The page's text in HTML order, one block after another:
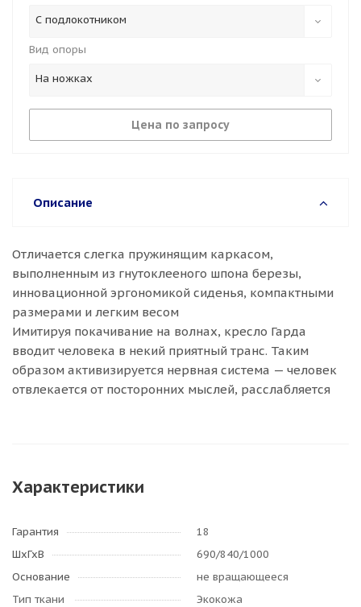
С подлокотником
Вид опоры
На ножках
Цена по запросу
Описание
Отличается слегка пружинящим каркасом,
выполненным из гнутоклееного шпона березы,
инновационной эргономикой сиденья, компактными
размерами и легким весом
Имитируя покачивание на волнах, кресло Гарда
вводит человека в некий приятный транс. Таким
образом активизируется нервная система — человек
отвлекается от посторонних мыслей, расслабляется
Характеристики
Гарантия
18
ШхГхВ
690/840/1000
Основание
не вращающееся
Тип ткани
Экокожа